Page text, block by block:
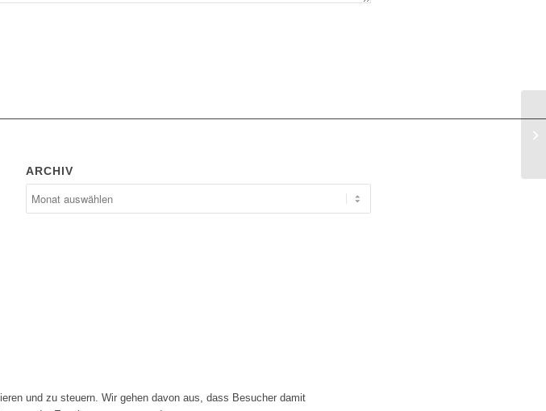
ARCHIV
und zu steuern. Wir gehen davon aus, dass Besucher damit